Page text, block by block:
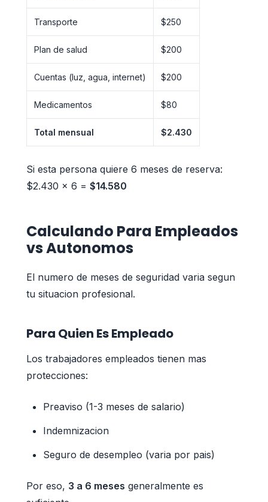
Transporte $250
Plan de salud $200
Cuentas (luz, agua, internet) $200
Medicamentos $80
Total mensual $2.430
Si esta persona quiere 6 meses de reserva:
$2.430 x 6 = $14.580
Calculando Para Empleados
vs Autonomos
El numero de meses de seguridad varia segun
tu situacion profesional.
Para Quien Es Empleado
Los trabajadores empleados tienen mas
protecciones:
Preaviso (1-3 meses de salario)
Indemnizacion
Seguro de desempleo (varia por pais)
Por eso, 3 a 6 meses generalmente es